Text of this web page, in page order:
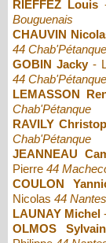
RIEFFEZ Louis
Bouguenais
CHAUVIN
44 Chab'Pétanque
GOBIN Jacky-
44 Chab'Pétanque
LEMASSON
Chab'Pétanque
RAVILY
Chab'Pétanque
JEANNEAU
Pierre 44
COULON
Nicolas 44 Nantes
LAUNAY Michel
OLMOS Sylvain